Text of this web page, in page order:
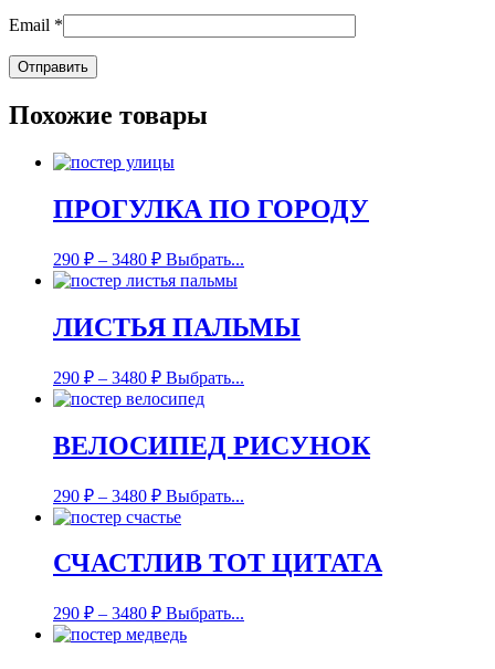
Email *
Похожие товары
ПРОГУЛКА ПО ГОРОДУ
290 ₽ – 3480 ₽ Выбрать...
ЛИСТЬЯ ПАЛЬМЫ
290 ₽ – 3480 ₽ Выбрать...
ВЕЛОСИПЕД РИСУНОК
290 ₽ – 3480 ₽ Выбрать...
СЧАСТЛИВ ТОТ ЦИТАТА
290 ₽ – 3480 ₽ Выбрать...